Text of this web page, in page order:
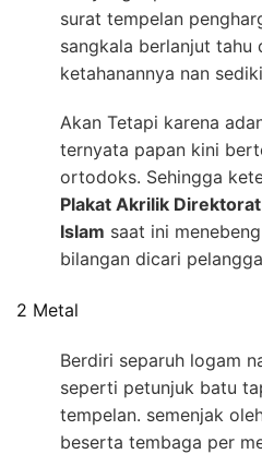
surat tempelan
sangkala berlanjut tahu
ketahanannya nan
Akan Tetapi karena
ternyata papan kini
ortodoks. Sehingga
Plakat Akrilik
Islam saat ini
bilangan dicari
2 Metal
Berdiri separuh logam
seperti petunjuk batu
tempelan. semenjak
beserta tembaga per